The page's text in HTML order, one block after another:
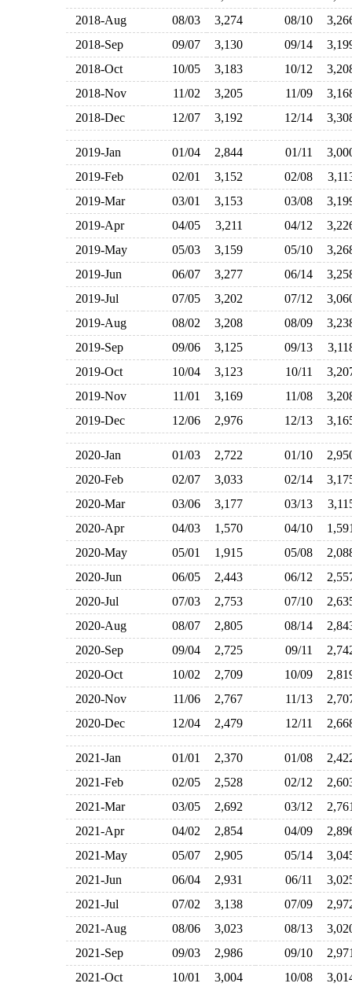
2018-Aug
08/03 3,274 08/10
2018-Sep
09/07 3,130 09/14
2018-Oct
10/05 3,183 10/12
2018-Nov
11/02 3,205 11/09
2018-Dec
12/07 3,192 12/14
2019-Jan 01/04 2,844 01/11
2019-Feb
02/01 3,152 02/08
2019-Mar
03/01 3,153 03/08
2019-Apr
04/05 3,211 04/12
2019-May
05/03 3,159 05/10
2019-Jun
06/07 3,277 06/14
2019-Jul
07/05 3,202 07/12
2019-Aug
08/02 3,208 08/09
2019-Sep
09/06 3,125 09/13
2019-Oct
10/04 3,123 10/11
2019-Nov
11/01 3,169 11/08
2019-Dec
12/06 2,976 12/13
2020-Jan 01/03 2,722 01/10
2020-Feb
02/07 3,033 02/14
2020-Mar
03/06 3,177 03/13
2020-Apr
04/03 1,570 04/10
2020-May
05/01 1,915 05/08
2020-Jun
06/05 2,443 06/12
2020-Jul
07/03 2,753 07/10
2020-Aug
08/07 2,805 08/14
2020-Sep
09/04 2,725 09/11
2020-Oct
10/02 2,709 10/09
2020-Nov
11/06 2,767 11/13
2020-Dec
12/04 2,479 12/11
2021-Jan 01/01 2,370 01/08
2021-Feb
02/05 2,528 02/12
2021-Mar
03/05 2,692 03/12
2021-Apr
04/02 2,854 04/09
2021-May
05/07 2,905 05/14
2021-Jun
06/04 2,931 06/11
2021-Jul
07/02 3,138 07/09
2021-Aug
08/06 3,023 08/13
2021-Sep
09/03 2,986 09/10
2021-Oct
10/01 3,004 10/08